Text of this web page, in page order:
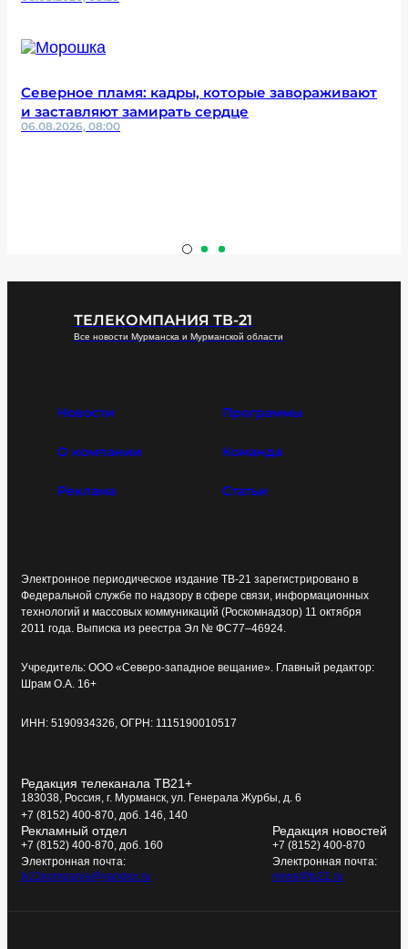
Северное пламя: кадры, которые завораживают
и заставляют замирать сердце
06.08.2026, 08:00
ТЕЛЕКОМПАНИЯ ТВ-21
Все новости Мурманска и Мурманской области
Новости Программы
О компании Команда
Реклама Статьи
Электронное периодическое издание ТВ-21 зарегистрировано в
Федеральной службе по надзору в сфере связи, информационных
технологий и массовых коммуникаций (Роскомнадзор) 11 октября
2011 года. Выписка из реестра Эл № ФС77–46924.
Учредитель: ООО «Северо-западное вещание». Главный редактор:
Шрам О.А. 16+
ИНН: 5190934326, ОГРН: 1115190010517
Редакция телеканала ТВ21+
183038, Россия, г. Мурманск, ул. Генерала Журбы, д. 6
+7 (8152) 400-870, доб. 146, 140
Рекламный отдел
+7 (8152) 400-870, доб. 160
Электронная почта:
tv21kompania@yandex.ru
Редакция новостей
+7 (8152) 400-870
Электронная почта:
news@tv21.ru